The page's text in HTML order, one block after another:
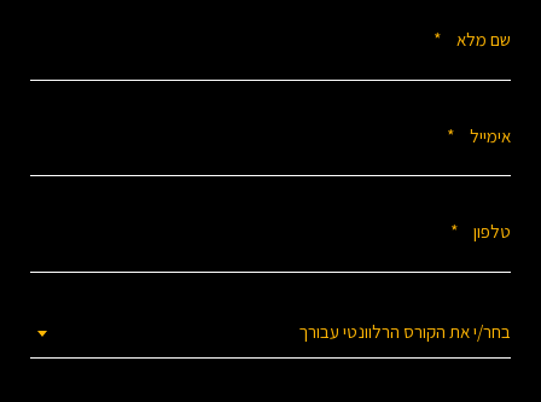
שם מלא *
אימייל *
טלפון *
בחר/י את הקורס הרלוונטי עבורך